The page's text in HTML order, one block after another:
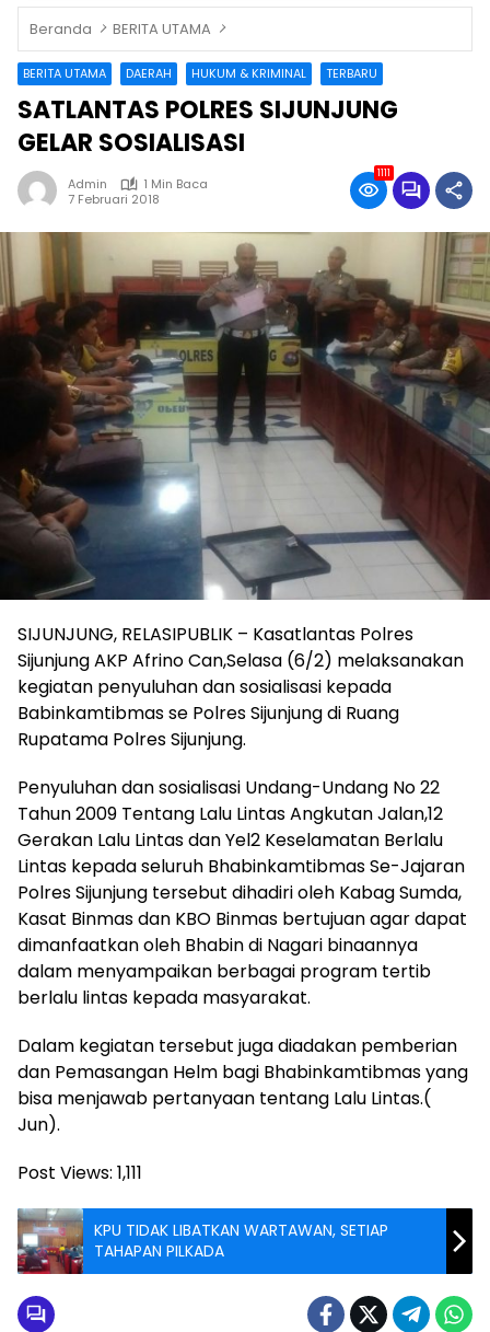
Beranda BERITA UTAMA
BERITA UTAMA DAERAH HUKUM & KRIMINAL TERBARU
SATLANTAS POLRES SIJUNJUNG
GELAR SOSIALISASI
Admin
1 Min Baca
7 Februari 2018
1111
SIJUNJUNG, RELASIPUBLIK – Kasatlantas Polres
Sijunjung AKP Afrino Can,Selasa (6/2) melaksanakan
kegiatan penyuluhan dan sosialisasi kepada
Babinkamtibmas se Polres Sijunjung di Ruang
Rupatama Polres Sijunjung.
Penyuluhan dan sosialisasi Undang-Undang No 22
Tahun 2009 Tentang Lalu Lintas Angkutan Jalan,12
Gerakan Lalu Lintas dan Yel2 Keselamatan Berlalu
Lintas kepada seluruh Bhabinkamtibmas Se-Jajaran
Polres Sijunjung tersebut dihadiri oleh Kabag Sumda,
Kasat Binmas dan KBO Binmas bertujuan agar dapat
dimanfaatkan oleh Bhabin di Nagari binaannya
dalam menyampaikan berbagai program tertib
berlalu lintas kepada masyarakat.
Dalam kegiatan tersebut juga diadakan pemberian
dan Pemasangan Helm bagi Bhabinkamtibmas yang
bisa menjawab pertanyaan tentang Lalu Lintas.(
Jun).
Post Views: 1,111
KPU TIDAK LIBATKAN WARTAWAN, SETIAP
TAHAPAN PILKADA